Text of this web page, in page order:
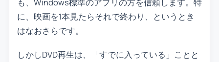
に、映画を1本見たらそれで終わり、というとき
はなおさらです。
しかしDVD再生は、「すでに入っている」ことと